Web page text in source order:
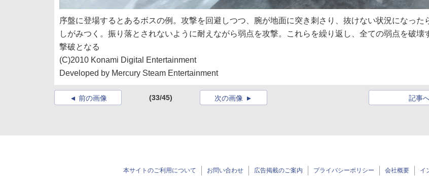
序盤に登場するとあるボスの例。攻撃を回避しつつ、腕が地面に突き刺さり、抜けない状況になった
しがみつく。振り落とされないように耐えながら弱点を攻撃。これらを繰り返し、全ての弱点を破壊
撃破となる
(C)2010 Konami Digital Entertainment
Developed by Mercury Steam Entertainment
前の画像 (33/45) 記事
次の画像
本サイトのご利用について お問い合わせ 広告掲載のご案内 プライバシーポリシー 会社概要 イ